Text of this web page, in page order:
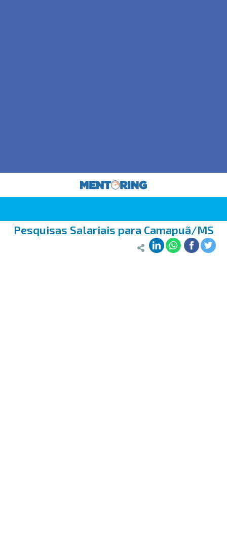
Pesquisas Salariais para Camapuã/MS